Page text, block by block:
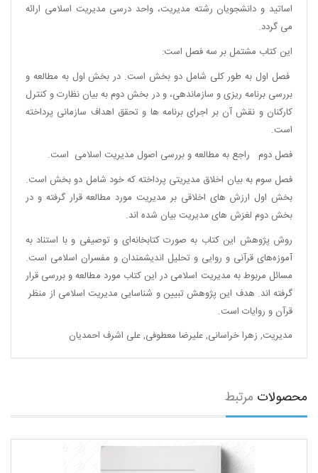
اساتید و دانشجویان رشته مدیریت، واحد درسی مدیریت اسلامی ارائه
می گردد.
این کتاب مشتمل بر سه فصل است:
فصل اول به طور کلی شامل دو بخش است. در بخش اول به مطالعه و
بررسی برنامه ریزی و سازماندهی، و در بخش دوم به بیان نظارت و کنترل
کارکنان و نقش آن بر اجرای برنامه ها و تحقق اهداف سازمانی پرداخته
است.
فصل دوم راجع به مطالعه و بررسی اصول مدیریت اسلامی است.
فصل سوم به بیان اخلاق مدیریتی پرداخته که خود شامل دو بخش است.
بخش اول ارزش های اخلاقی بر مدیریت مورد مطالعه قرار گرفته و در
بخش دوم لغزش های مدیریت بیان شده اند.
روش پژوهش این کتاب به صورت کتابخانه‌ای و توصیفی و با استناد به
آموزه‌های قرآنی و روایی و تحلیل اندیشمندان و مفسران اسلامی است.
مسائل مربوط به مدیریت اسلامی در این کتاب مورد مطالعه و بررسی قرار
گرفته اند. هدف این پژوهش تبیین و شناسایی مدیریت اسلامی از منظر
قرآن و روایات است.
مدیریت, زهرا خراسانی,علیرضا معطوفی,علی اشرف احمدیان
محصولات مرتبط